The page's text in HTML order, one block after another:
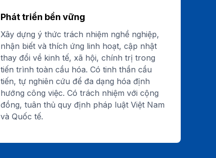
Phát triển bền vững
Xây dựng ý thức trách nhiệm nghề nghiệp,
nhận biết và thích ứng linh hoạt, cập nhật
thay đổi về kinh tế, xã hội, chính trị trong
tiến trình toàn cầu hóa. Có tinh thần cầu
tiến, tự nghiên cứu để đa dạng hóa định
hướng công việc. Có trách nhiệm với cộng
đồng, tuân thủ quy định pháp luật Việt Nam
và Quốc tế.